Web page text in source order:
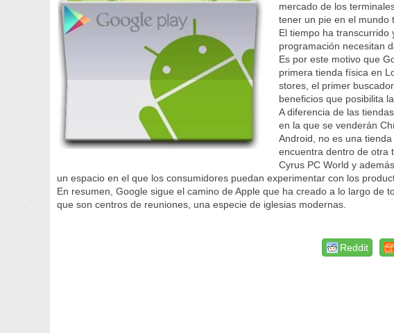
mercado de los
tener un pie en el mundo
El tiempo ha transcurrido
programación necesitan
Es por este motivo que
primera tienda física en
stores, el primer
beneficios que posibilita
A diferencia de las
en la que se venderán
Android, no es una
encuentra dentro de otra
Cyrus PC World y
un espacio en el que los consumidores puedan experimentar con los
En resumen, Google sigue el camino de Apple que ha creado a lo largo de
que son centros de reuniones, una especie de iglesias modernas.
Reddit